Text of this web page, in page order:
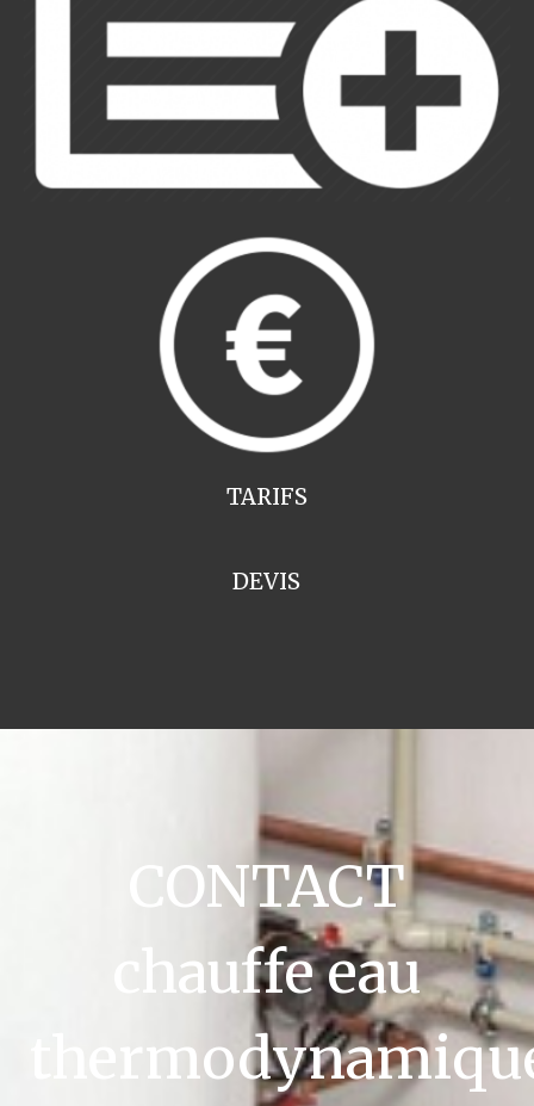
TARIFS
DEVIS
CONTACT
chauffe eau